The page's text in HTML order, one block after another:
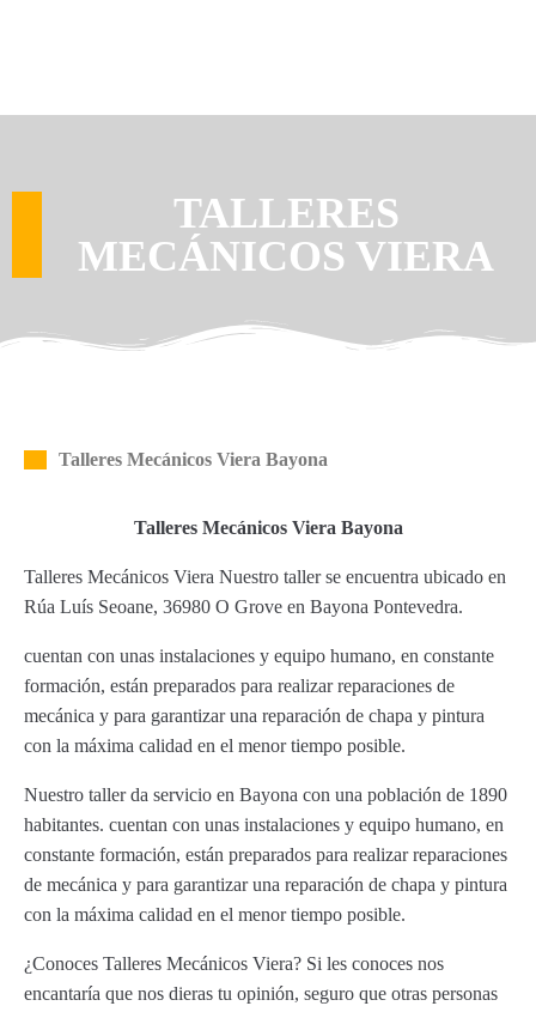
TALLERES
MECÁNICOS VIERA
Talleres Mecánicos Viera Bayona
Talleres Mecánicos Viera Bayona
Talleres Mecánicos Viera Nuestro taller se encuentra ubicado en
Rúa Luís Seoane, 36980 O Grove en Bayona Pontevedra.
cuentan con unas instalaciones y equipo humano, en constante
formación, están preparados para realizar reparaciones de
mecánica y para garantizar una reparación de chapa y pintura
con la máxima calidad en el menor tiempo posible.
Nuestro taller da servicio en Bayona con una población de 1890
habitantes. cuentan con unas instalaciones y equipo humano, en
constante formación, están preparados para realizar reparaciones
de mecánica y para garantizar una reparación de chapa y pintura
con la máxima calidad en el menor tiempo posible.
¿Conoces Talleres Mecánicos Viera? Si les conoces nos
encantaría que nos dieras tu opinión, seguro que otras personas